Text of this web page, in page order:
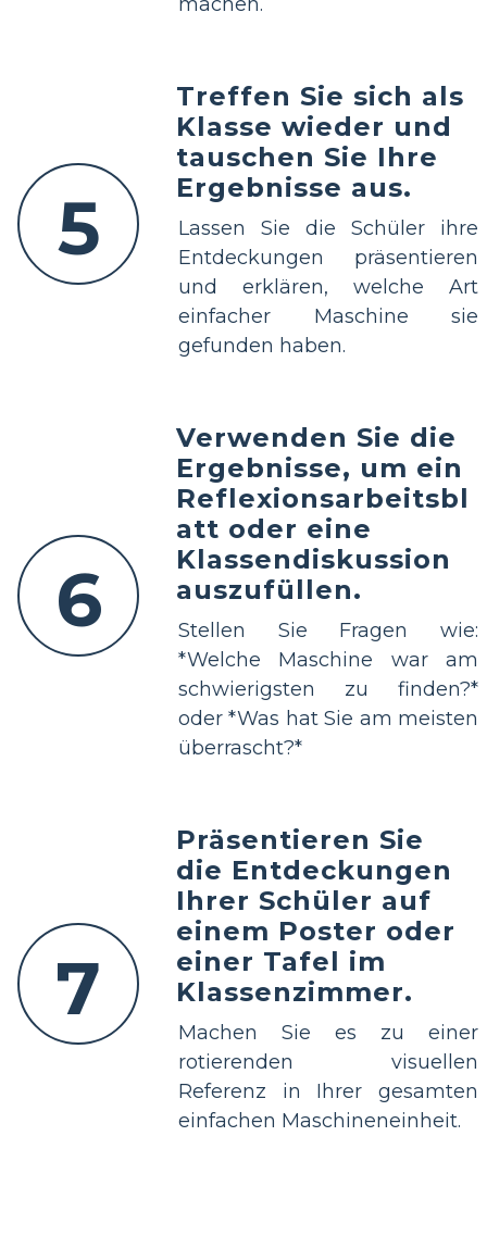
5
Treffen Sie sich als
Klasse wieder und
tauschen Sie Ihre
Ergebnisse aus.
Lassen Sie die Schüler ihre
Entdeckungen präsentieren
und erklären, welche Art
einfacher Maschine sie
gefunden haben.
6
Verwenden Sie die
Ergebnisse, um ein
Reflexionsarbeitsbl
att oder eine
Klassendiskussion
auszufüllen.
Stellen Sie Fragen wie:
*Welche Maschine war am
schwierigsten zu finden?*
oder *Was hat Sie am meisten
überrascht?*
7
Präsentieren Sie
die Entdeckungen
Ihrer Schüler auf
einem Poster oder
einer Tafel im
Klassenzimmer.
Machen Sie es zu einer
rotierenden visuellen
Referenz in Ihrer gesamten
einfachen Maschineneinheit.